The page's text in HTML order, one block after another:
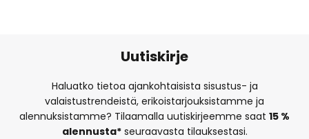
Uutiskirje
Haluatko tietoa ajankohtaisista sisustus- ja
valaistustrendeistä, erikoistarjouksistamme ja
alennuksistamme? Tilaamalla uutiskirjeemme saat 15 %
alennusta*seuraavasta tilauksestasi.